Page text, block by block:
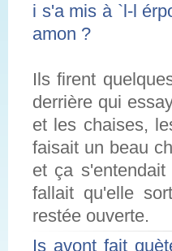
i s'a mis à `l-l
amon ?
Ils firent
derrière qui
et les chaises,
faisait un beau
et ça
fallait qu'elle
restée ouverte.
Is avont fait